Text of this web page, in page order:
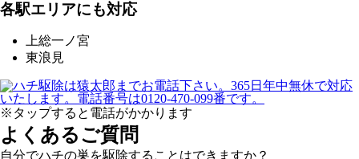
各駅エリアにも対応
上総一ノ宮
東浪見
※タップすると電話がかかります
よくあるご質問
自分でハチの巣を駆除することはできますか？